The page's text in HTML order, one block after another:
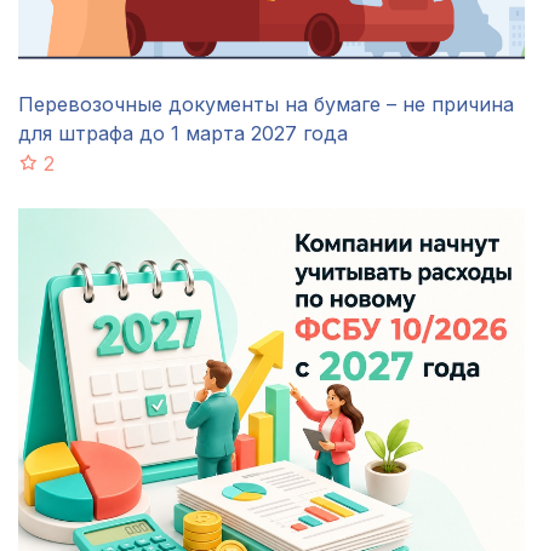
Перевозочные документы на бумаге – не причина
для штрафа до 1 марта 2027 года
2